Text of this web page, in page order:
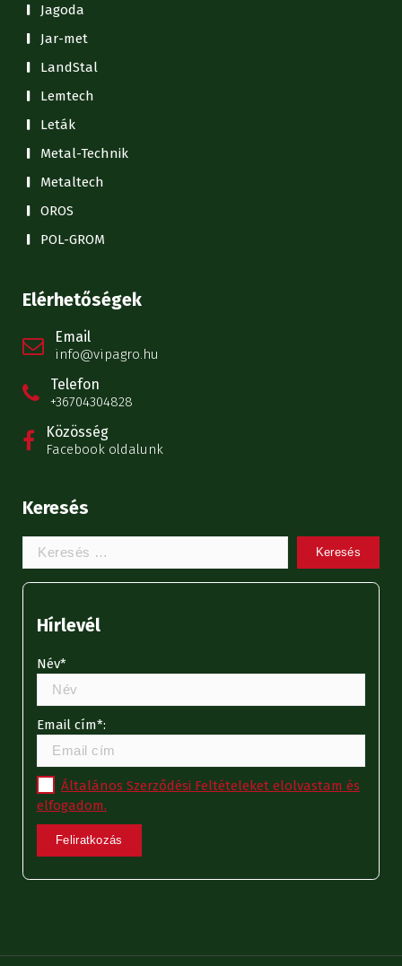
Jagoda
Jar-met
LandStal
Lemtech
Leták
Metal-Technik
Metaltech
OROS
POL-GROM
Elérhetőségek
Email
info@vipagro.hu
Telefon
+36704304828
Közösség
Facebook oldalunk
Keresés
Keresem:
Hírlevél
Név*
Email cím*:
Általános Szerződési Feltételeket elolvastam és
elfogadom.